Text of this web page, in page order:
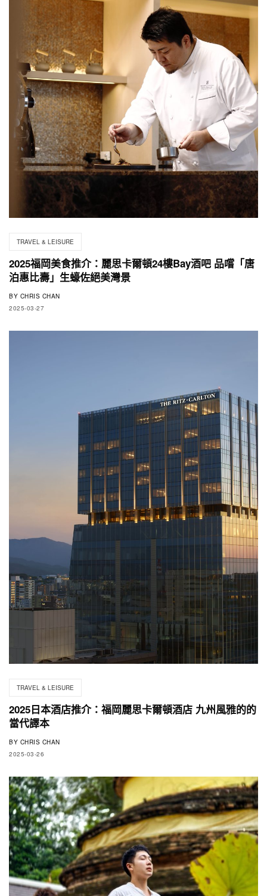
TRAVEL & LEISURE
2025福岡美食推介：麗思卡爾頓24樓Bay酒吧 品嚐「唐
泊惠比壽」生蠔佐絕美灣景
BY CHRIS CHAN
2025-03-27
TRAVEL & LEISURE
2025日本酒店推介：福岡麗思卡爾頓酒店 九州風雅的的
當代譯本
BY CHRIS CHAN
2025-03-26